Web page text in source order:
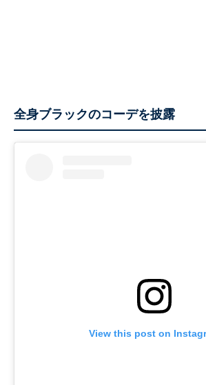
全身ブラックのコーデを披露
View this post on